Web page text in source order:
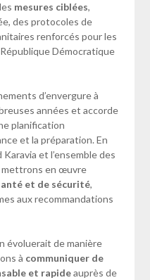
mesures ciblées,
des protocoles de
renforcés pour les
Démocratique
d’envergure à
années et accorde
planification
et la préparation. En
et l’ensemble des
mettrons en œuvre
et de sécurité,
aux recommandations
évoluerait de manière
à communiquer de
et rapideauprès de